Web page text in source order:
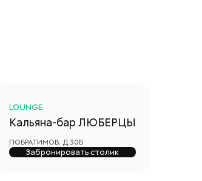
LOUNGE
Кальяна-бар ЛЮБЕРЦЫ
ПОБРАТИМОВ, Д.30Б
Забронировать столик